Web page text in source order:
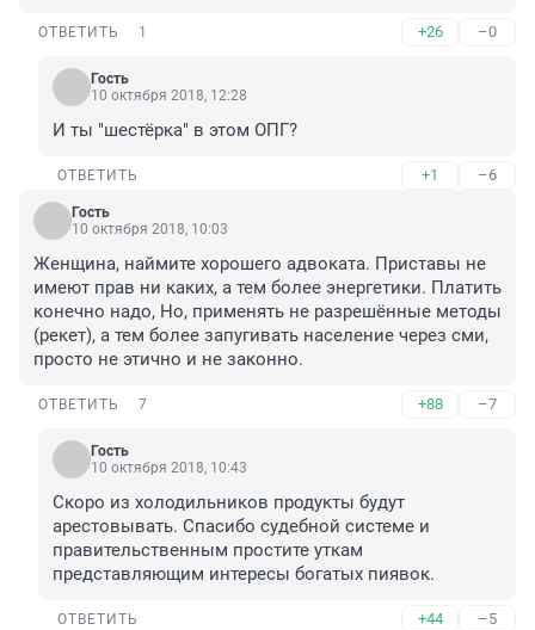
ОТВЕТИТЬ 1 +26 –0
Гость
10 октября 2018, 12:28
И ты "шестёрка" в этом ОПГ?
ОТВЕТИТЬ +1 –6
Гость
10 октября 2018, 10:03
Женщина, наймите хорошего адвоката. Приставы не
имеют прав ни каких, а тем более энергетики. Платить
конечно надо, Но, применять не разрешённые методы
(рекет), а тем более запугивать население через сми,
просто не этично и не законно.
ОТВЕТИТЬ 7 +88 –7
Гость
10 октября 2018, 10:43
Скоро из холодильников продукты будут
арестовывать. Спасибо судебной системе и
правительственным простите уткам
представляющим интересы богатых пиявок.
ОТВЕТИТЬ +44 –5